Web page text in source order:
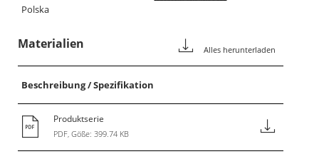
Polska
Materialien Alles herunterladen
Beschreibung / Spezifikation
Produktserie
PDF, Göße: 399.74 KB